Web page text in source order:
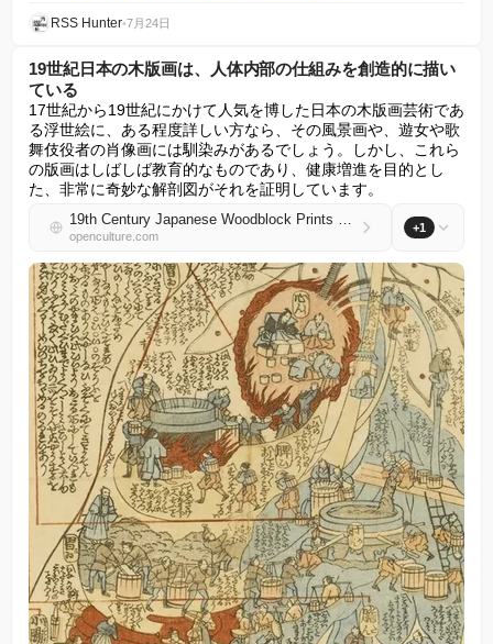
RSS Hunter•7月24日
19世紀日本の木版画は、人体内部の仕組みを創造的に描い
ている
17世紀から19世紀にかけて人気を博した日本の木版画芸術であ
る浮世絵に、ある程度詳しい方なら、その風景画や、遊女や歌
舞伎役者の肖像画には馴染みがあるでしょう。しかし、これら
の版画はしばしば教育的なものであり、健康増進を目的とし
た、非常に奇妙な解剖図がそれを証明しています。
19th Century Japanese Woodblock Prints Creatively Illustrate the Inner Workings of the Human Body
openculture.com
+1